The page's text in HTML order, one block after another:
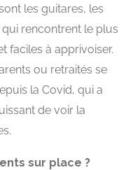
les guitares, les
rencontrent le plus
faciles à apprivoiser.
ou retraités se
la Covid, qui a
de voir la
sur place ?